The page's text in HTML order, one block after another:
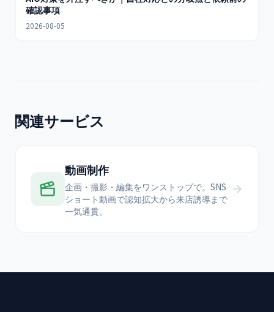
確認事項
2026-08-05
関連サービス
動画制作
企画・撮影・編集をワンストップで。SNS
ショート動画で認知拡大から来店誘導まで
一気通貫。